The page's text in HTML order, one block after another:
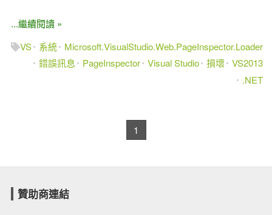
...繼續閱讀 »
VS
系統
Microsoft.VisualStudio.Web.PageInspector.Loader
錯誤訊息
PageInspector Visual Studio 損壞 VS2013
.NET
1
贊助商連結